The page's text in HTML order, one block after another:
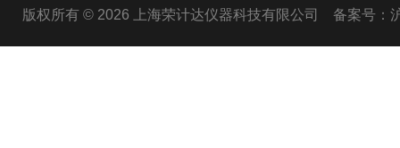
版权所有 © 2026 上海荣计达仪器科技有限公司 备案号：